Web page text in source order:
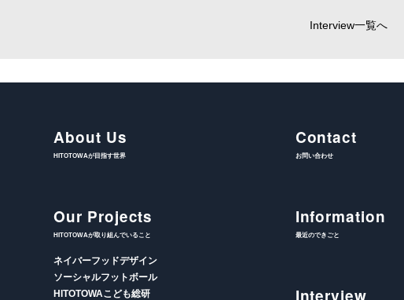
Interview一覧へ
About Us
HITOTOWAが目指す世界
Our Projects
HITOTOWAが取り組んでいること
ネイバーフッドデザイン
ソーシャルフットボール
HITOTOWAこども総研
Contact
お問い合わせ
Information
最近のできごと